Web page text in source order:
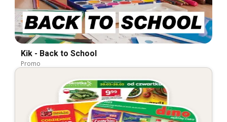
Kik - Back to School
Promo